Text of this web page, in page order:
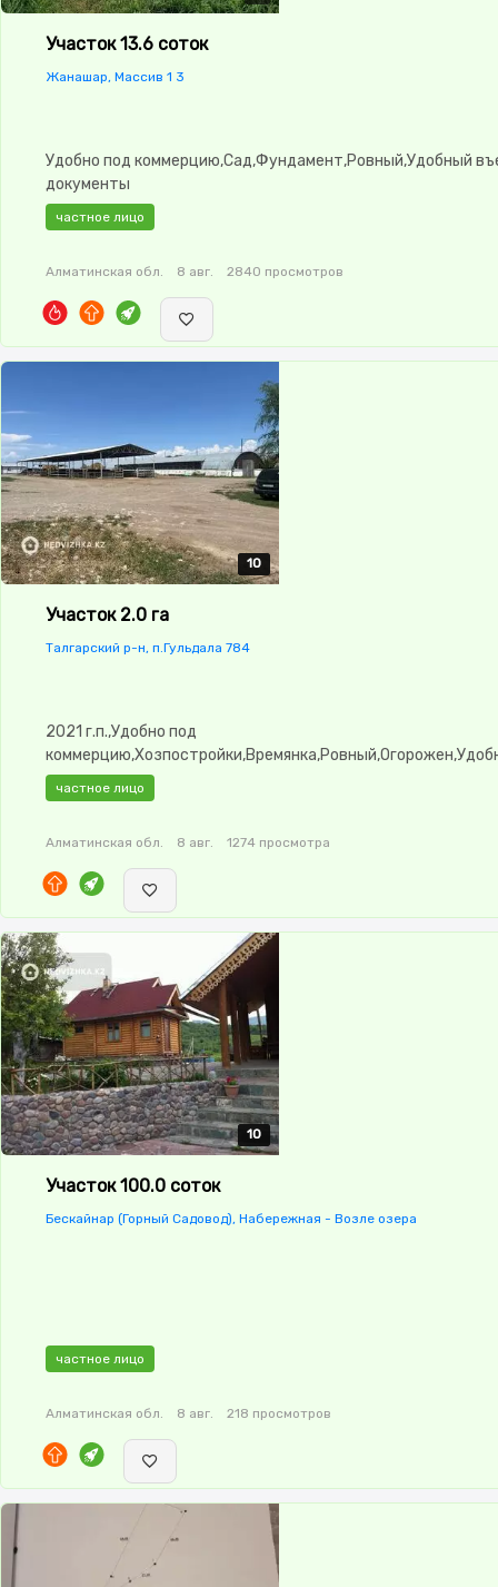
Участок 13.6 соток
Жанашар, Массив 1 3
Удобно под коммерцию,Сад,Фундамент,Ровный,Удобный
документы
частное лицо
Алматинская обл. 8 авг. 2840 просмотров
10
10
10
10
10
Участок 2.0 га
Талгарский р-н, п.Гульдала 784
2021 г.п.,Удобно под
въезд,Выкуплен,Госакт,Все документы
частное лицо
Алматинская обл. 8 авг. 1274 просмотра
10
10
10
10
10
Участок 100.0 соток
Бескайнар (Горный Садовод), Набережная - Возле озера
частное лицо
Алматинская обл. 8 авг. 218 просмотров